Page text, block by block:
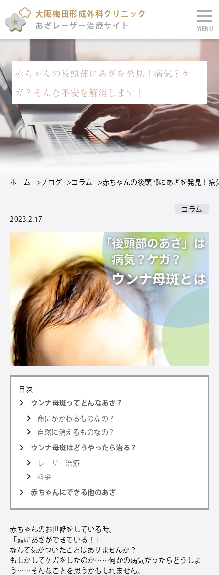
大阪梅田形成外科クリニック
あざレーザー治療サイト
MENU
赤ちゃんの後頭部にあざを発見！病気？ケ
ガ？そんな不安を解消します！
ホーム >ブログ >コラム >赤ちゃんの後頭部にあざを発見！
コラム
2023.2.17
目次
ウンナ母斑ってどんなあざ？
命にかかわるものなの？
自然に消えるものなの？
ウンナ母斑はどうやったら治る？
レーザー治療
料金
赤ちゃんにできる他のあざ
赤ちゃんのお世話をしている時、
「頭にあざができている！」
なんて気がついたことはありませんか？
もしかしてケガをしたのか……何かの病気だったらどうしよ
う……そんなことを思うかもしれません。